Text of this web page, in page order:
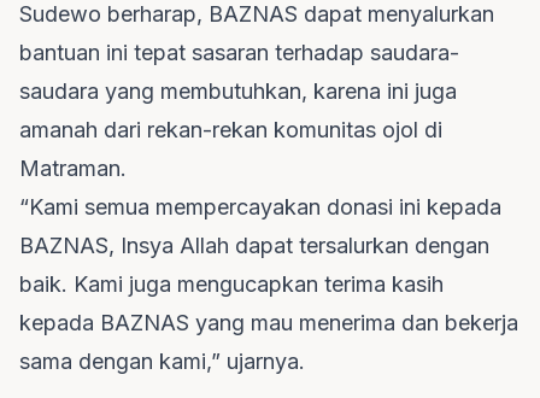
Sudewo berharap, BAZNAS dapat menyalurkan
bantuan ini tepat sasaran terhadap saudara-
saudara yang membutuhkan, karena ini juga
amanah dari rekan-rekan komunitas ojol di
Matraman.
“Kami semua mempercayakan donasi ini kepada
BAZNAS, Insya Allah dapat tersalurkan dengan
baik. Kami juga mengucapkan terima kasih
kepada BAZNAS yang mau menerima dan bekerja
sama dengan kami,” ujarnya.